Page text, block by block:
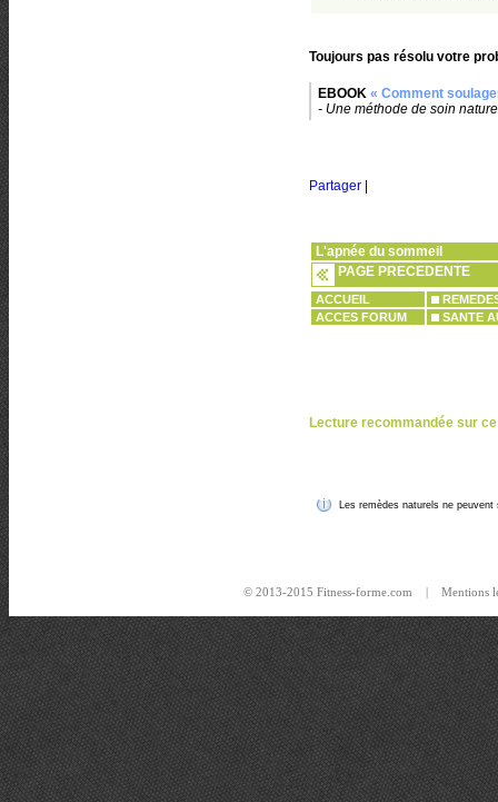
Toujours pas résolu votre
EBOOK « Comment
- Une méthode de soin
Partager
L'apnée du sommeil
PAGE PRECEDENTE
ACCUEIL
ACCES FORUM
SANTE
Lecture recommandée sur
Les remèdes naturels ne
© 2013-2015 Fitness-forme.com | Mentions